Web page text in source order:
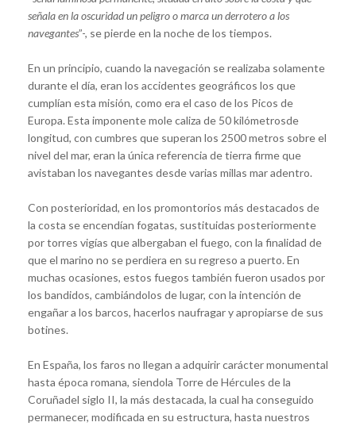
señala en la oscuridad un peligro o marca un derrotero a los
navegantes”-, se pierde en la noche de los tiempos.
En un principio, cuando la navegación se realizaba solamente
durante el día, eran los accidentes geográficos los que
cumplían esta misión, como era el caso de los Picos de
Europa. Esta imponente mole caliza de 50 kilómetrosde
longitud, con cumbres que superan los 2500 metros sobre el
nivel del mar, eran la única referencia de tierra firme que
avistaban los navegantes desde varias millas mar adentro.
Con posterioridad, en los promontorios más destacados de
la costa se encendían fogatas, sustituidas posteriormente
por torres vigías que albergaban el fuego, con la finalidad de
que el marino no se perdiera en su regreso a puerto. En
muchas ocasiones, estos fuegos también fueron usados por
los bandidos, cambiándolos de lugar, con la intención de
engañar a los barcos, hacerlos naufragar y apropiarse de sus
botines.
En España, los faros no llegan a adquirir carácter monumental
hasta época romana, siendola Torre de Hércules de la
Coruñadel siglo II, la más destacada, la cual ha conseguido
permanecer, modificada en su estructura, hasta nuestros